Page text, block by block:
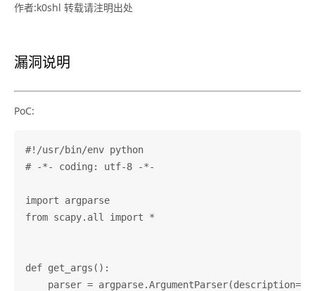
作者:k0shl 转载请注明出处
漏洞说明
PoC:
#!/usr/bin/env python
# -*- coding: utf-8 -*-
import argparse
from scapy.all import *
def get_args():
parser =